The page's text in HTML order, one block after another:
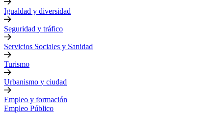
Igualdad y diversidad
Seguridad y tráfico
Servicios Sociales y Sanidad
Turismo
Urbanismo y ciudad
Empleo y formación
Empleo Público